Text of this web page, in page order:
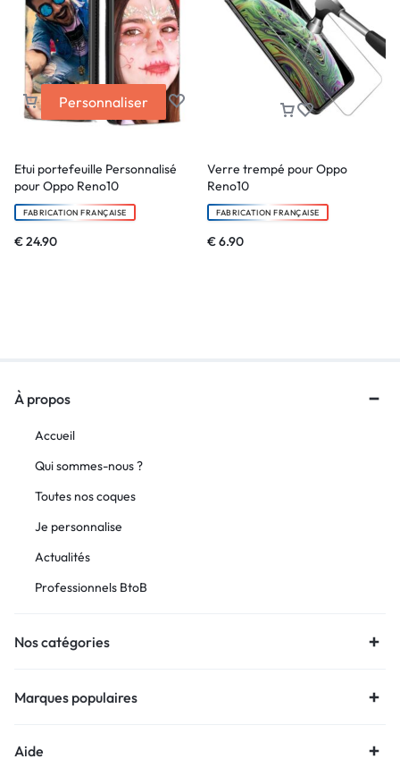
Personnaliser
Etui portefeuille Personnalisé
pour Oppo Reno10
FABRICATION FRANÇAISE
€24.90
Verre trempé pour Oppo
Reno10
FABRICATION FRANÇAISE
€6.90
À propos
Accueil
Qui sommes-nous ?
Toutes nos coques
Je personnalise
Actualités
Professionnels BtoB
Nos catégories
Marques populaires
Aide